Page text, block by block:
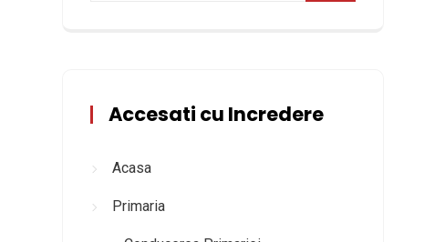
Accesati cu Incredere
Acasa
Primaria